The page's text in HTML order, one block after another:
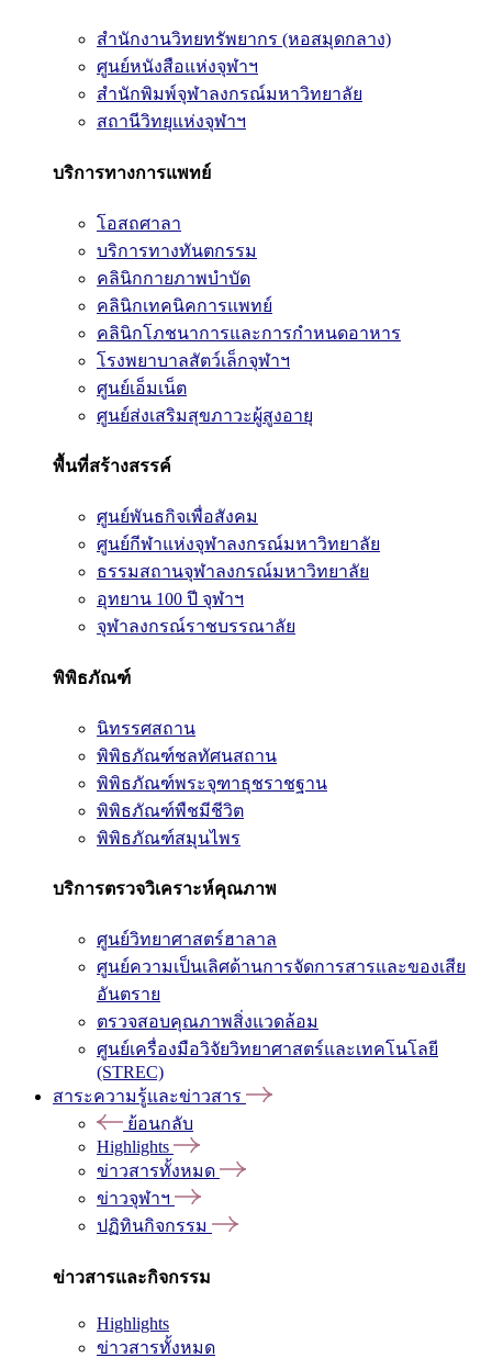
สำนักงานวิทยทรัพยากร (หอสมุดกลาง)
ศูนย์หนังสือแห่งจุฬาฯ
สำนักพิมพ์จุฬาลงกรณ์มหาวิทยาลัย
สถานีวิทยุแห่งจุฬาฯ
บริการทางการแพทย์
โอสถศาลา
บริการทางทันตกรรม
คลินิกกายภาพบำบัด
คลินิกเทคนิคการแพทย์
คลินิกโภชนาการและการกำหนดอาหาร
โรงพยาบาลสัตว์เล็กจุฬาฯ
ศูนย์เอ็มเน็ต
ศูนย์ส่งเสริมสุขภาวะผู้สูงอายุ
พื้นที่สร้างสรรค์
ศูนย์พันธกิจเพื่อสังคม
ศูนย์กีฬาแห่งจุฬาลงกรณ์มหาวิทยาลัย
ธรรมสถานจุฬาลงกรณ์มหาวิทยาลัย
อุทยาน 100 ปี จุฬาฯ
จุฬาลงกรณ์ราชบรรณาลัย
พิพิธภัณฑ์
นิทรรศสถาน
พิพิธภัณฑ์ชลทัศนสถาน
พิพิธภัณฑ์พระจุฑาธุชราชฐาน
พิพิธภัณฑ์พืชมีชีวิต
พิพิธภัณฑ์สมุนไพร
บริการตรวจวิเคราะห์คุณภาพ
ศูนย์วิทยาศาสตร์ฮาลาล
ศูนย์ความเป็นเลิศด้านการจัดการสารและของเสีย
อันตราย
ตรวจสอบคุณภาพสิ่งแวดล้อม
ศูนย์เครื่องมือวิจัยวิทยาศาสตร์และเทคโนโลยี
(STREC)
สาระความรู้และข่าวสาร
ย้อนกลับ
Highlights
ข่าวสารทั้งหมด
ข่าวจุฬาฯ
ปฏิทินกิจกรรม
ข่าวสารและกิจกรรม
Highlights
ข่าวสารทั้งหมด